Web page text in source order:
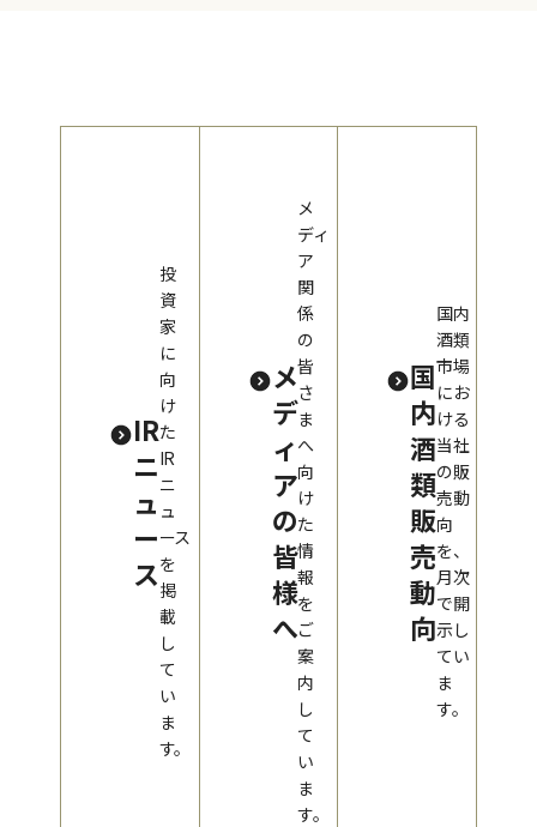
IR
ニ
ュ
ー
ス
投
資
家
に
向
け
た
IR
ニ
ュ
ース
を
掲
載
し
て
い
ま
す。
メ
デ
ィ
ア
の
皆
様
へ
メ
ディ
ア
関
係
の
皆
さ
ま
へ
向
け
た
情
報
を
ご
案
内
し
て
い
ま
す。
国
内
酒
類
販
売
動
向
国内
酒類
市場
にお
ける
当社
の販
売動
向
を、
月次
で開
示し
てい
ま
す。